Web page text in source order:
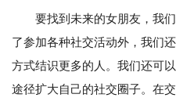
要找到未来的女朋友，我
了参加各种社交活动外，我们
方式结识更多的人。我们还可
途径扩大自己的社交圈子。在